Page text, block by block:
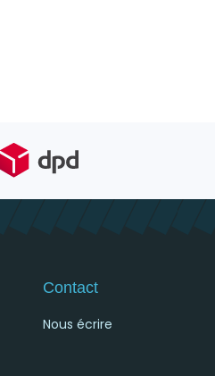
Contact
Nous écrire